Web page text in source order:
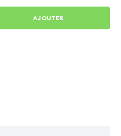
AJOUTER